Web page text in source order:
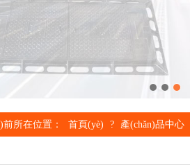
前所在位置： 首頁(yè) ? 產(chǎn)品中心